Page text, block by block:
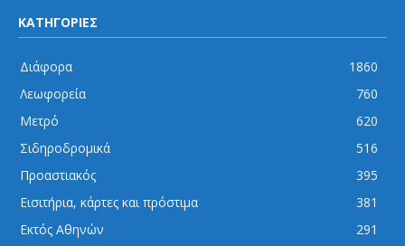
ΚΑΤΗΓΟΡΙΕΣ
Διάφορα
1860
Λεωφορεία
760
Μετρό
620
Σιδηροδρομικά
516
Προαστιακός
395
Εισιτήρια, κάρτες και πρόστιμα
381
Εκτός Αθηνών
291